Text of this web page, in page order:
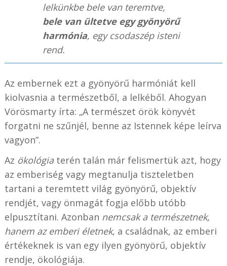
lelkünkbe bele van teremtve,
bele van ültetve egy gyönyörű
harmónia, egy csodaszép isteni
rend.
Az embernek ezt a gyönyörű harmóniát kell
kiolvasnia a természetből, a lelkéből. Ahogyan
Vörösmarty írta: „A természet örök könyvét
forgatni ne szűnjél, benne az Istennek képe leírva
vagyon”.
Az ökológiaterén talán már felismertük azt, hogy
az emberiség vagy megtanulja tiszteletben
tartani a teremtett világ gyönyörű, objektív
rendjét, vagy önmagát fogja előbb utóbb
elpusztítani. Azonban nemcsak a természetnek,
hanem az emberi életnek, a családnak, az emberi
értékeknek is van egy ilyen gyönyörű, objektív
rendje, ökológiája.